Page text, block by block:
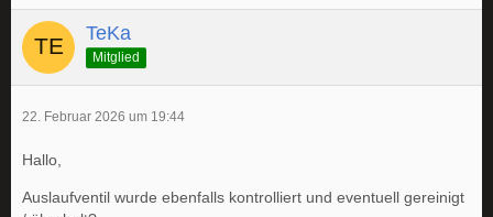
TeKa
Mitglied
22. Februar 2026 um 19:44
Hallo,
Auslaufventil wurde ebenfalls kontrolliert und eventuell gereinigt